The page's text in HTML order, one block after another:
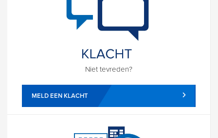
Niet tevreden?
MELD EEN KLACHT